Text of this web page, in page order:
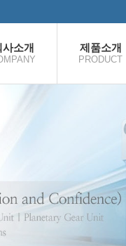
사소개 제품소개
PRODUCT